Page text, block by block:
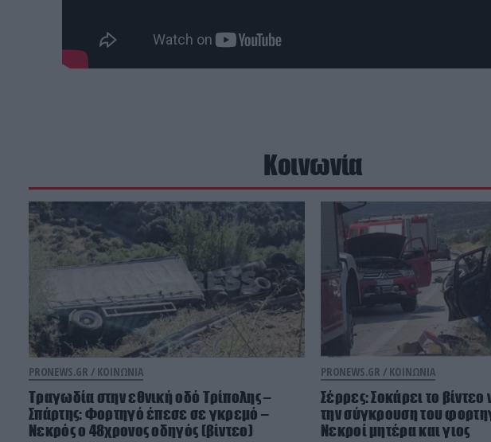
Κοινωνία
PRONEWS.GR / ΚΟΙΝΩΝΙΑ
Τραγωδία στην εθνική οδό Τρίπολης –
Σπάρτης: Φορτηγό έπεσε σε γκρεμό –
Νεκρός ο 48χρονος οδηγός (βίντεο)
PRONEWS.GR / ΚΟΙΝΩΝΙΑ
Σέρρες: Σοκάρει το
την σύγκρουση του
Νεκροί μητέρα και γιος